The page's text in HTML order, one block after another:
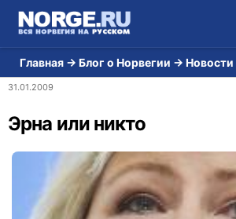
Главная → Блог о Норвегии → Новости
31.01.2009
Эрна или никто